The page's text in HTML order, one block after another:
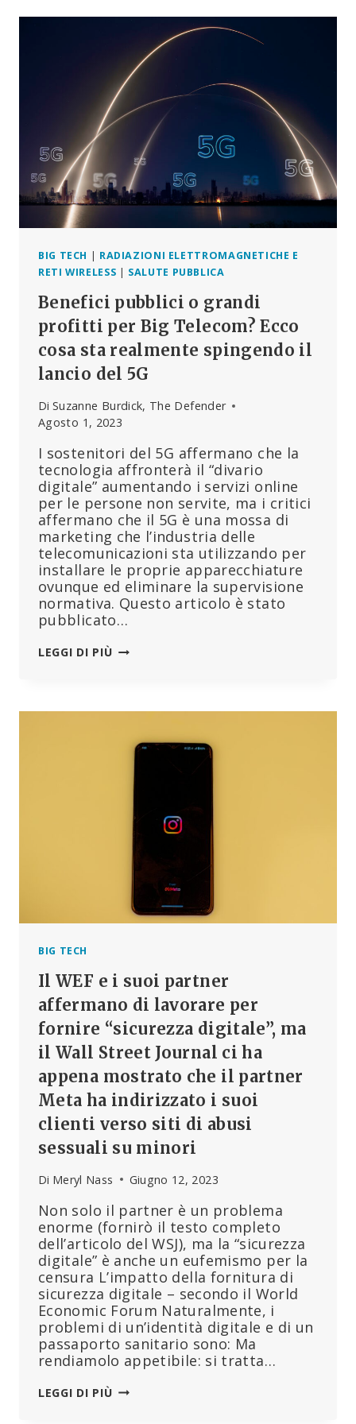
BIG TECH | RADIAZIONI ELETTROMAGNETICHE E
RETI WIRELESS | SALUTE PUBBLICA
Benefici pubblici o grandi
profitti per Big Telecom? Ecco
cosa sta realmente spingendo il
lancio del 5G
Di Suzanne Burdick, The Defender
Agosto 1, 2023
I sostenitori del 5G affermano che la
tecnologia affronterà il “divario
digitale” aumentando i servizi online
per le persone non servite, ma i critici
affermano che il 5G è una mossa di
marketing che l’industria delle
telecomunicazioni sta utilizzando per
installare le proprie apparecchiature
ovunque ed eliminare la supervisione
normativa. Questo articolo è stato
pubblicato…
LEGGI DI PIÙBENEFICI
ECCO
STA
REALMENTE
DEL
BIG TECH
Il WEF e i suoi partner
affermano di lavorare per
fornire “sicurezza digitale”, ma
il Wall Street Journal ci ha
appena mostrato che il partner
Meta ha indirizzato i suoi
clienti verso siti di abusi
sessuali su minori
Di Meryl Nass Giugno 12, 2023
Non solo il partner è un problema
enorme (fornirò il testo completo
dell’articolo del WSJ), ma la “sicurezza
digitale” è anche un eufemismo per la
censura L’impatto della fornitura di
sicurezza digitale – secondo il World
Economic Forum Naturalmente, i
problemi di un’identità digitale e di un
passaporto sanitario sono: Ma
rendiamolo appetibile: si tratta…
LEGGI DI PIÙIL